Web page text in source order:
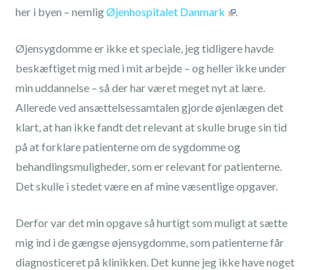
her i byen – nemligØjenhospitalet Danmark .
Øjensygdomme er ikke et speciale, jeg tidligere havde
beskæftiget mig med i mit arbejde – og heller ikke under
min uddannelse – så der har været meget nyt at lære.
Allerede ved ansættelsessamtalen gjorde øjenlægen det
klart, at han ikke fandt det relevant at skulle bruge sin tid
på at forklare patienterne om de sygdomme og
behandlingsmuligheder, som er relevant for patienterne.
Det skulle i stedet være en af mine væsentlige opgaver.
Derfor var det min opgave så hurtigt som muligt at sætte
mig ind i de gængse øjensygdomme, som patienterne får
diagnosticeret på klinikken. Det kunne jeg ikke have noget